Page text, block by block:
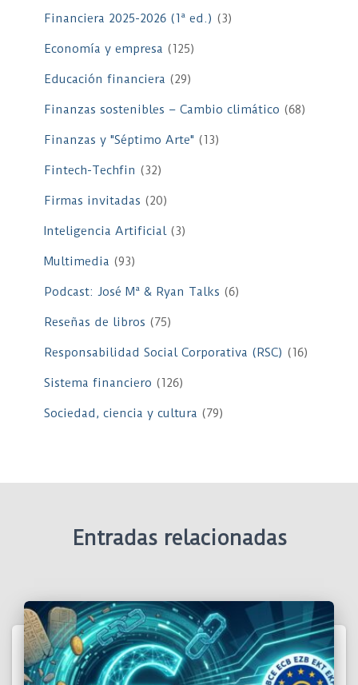
Financiera 2025-2026 (1ª ed.) (3)
Economía y empresa (125)
Educación financiera (29)
Finanzas sostenibles – Cambio climático (68)
Finanzas y "Séptimo Arte" (13)
Fintech-Techfin (32)
Firmas invitadas (20)
Inteligencia Artificial(3)
Multimedia (93)
Podcast: José Mª & Ryan Talks (6)
Reseñas de libros (75)
Responsabilidad Social Corporativa (RSC) (16)
Sistema financiero (126)
Sociedad, ciencia y cultura (79)
Entradas relacionadas